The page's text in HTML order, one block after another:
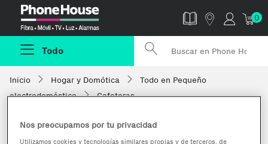
0
Todo
Inicio Hogar y Domótica
Todo en Pequeño
electrodoméstico
Cafeteras
Nos preocupamos por tu privacidad
Utilizamos cookies y tecnologías similares propias y de terceros, de